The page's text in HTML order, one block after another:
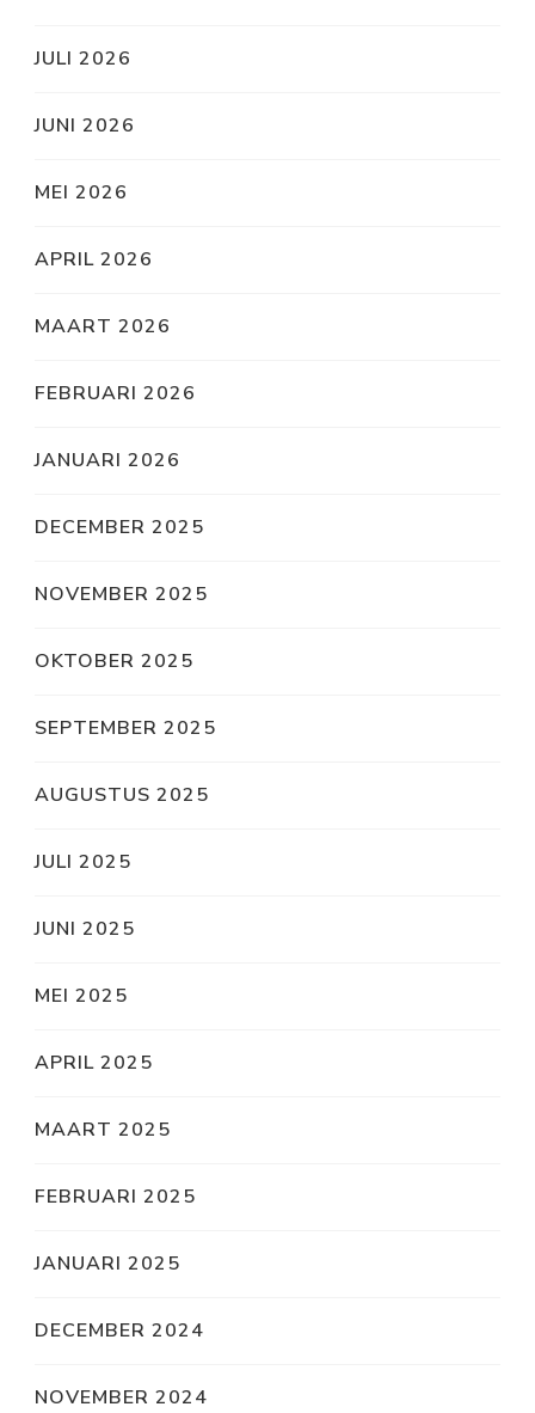
JULI 2026
JUNI 2026
MEI 2026
APRIL 2026
MAART 2026
FEBRUARI 2026
JANUARI 2026
DECEMBER 2025
NOVEMBER 2025
OKTOBER 2025
SEPTEMBER 2025
AUGUSTUS 2025
JULI 2025
JUNI 2025
MEI 2025
APRIL 2025
MAART 2025
FEBRUARI 2025
JANUARI 2025
DECEMBER 2024
NOVEMBER 2024